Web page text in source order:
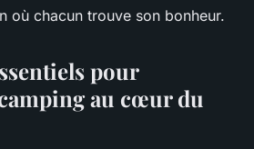
où chacun trouve son bonheur.
pour
au cœur du